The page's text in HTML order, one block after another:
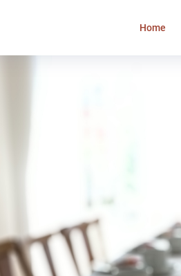
Home